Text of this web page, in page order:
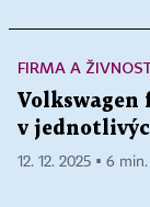
FIRMA A
Volkswagen
v
12. 12. 2025 ▪ 6